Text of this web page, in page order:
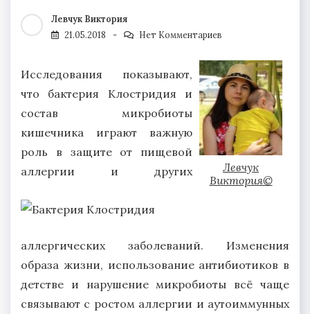
Левчук Виктория
21.05.2018
Нет Комментариев
Левчук
Виктория©
Исследования показывают,
что бактерия Клостридия и
состав микробиоты
кишечника играют важную
роль в защите от пищевой
аллергии и других
аллергических заболеваний. Изменения
образа жизни, использование антибиотиков в
детстве и нарушение микробиоты всё чаще
связывают с ростом аллергии и аутоиммунных